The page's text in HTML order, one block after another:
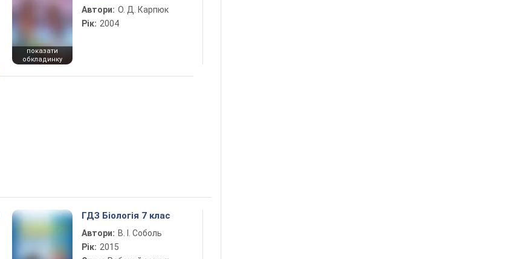
показати
обкладинку
Автори: О. Д. Карпюк
Рік: 2004
ГДЗ Біологія 7 клас
Автори: В. І. Соболь
Рік: 2015